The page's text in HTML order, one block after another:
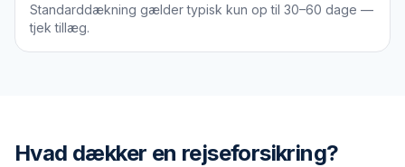
Standarddækning gælder typisk kun op til 30–60 dage —
tjek tillæg.
Hvad dækker en rejseforsikring?